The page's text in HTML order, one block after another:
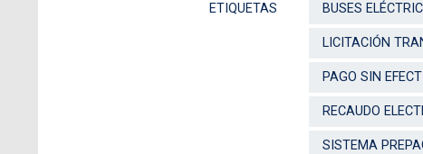
ETIQUETAS BUSES
LICITACIÓN
PAGO SIN
RECAUDO
SISTEMA